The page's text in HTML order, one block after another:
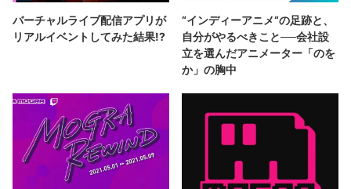
バーチャルライブ配信アプリが
リアルイベントしてみた結果!?
“インディーアニメ“の足跡と、
自分がやるべきこと──会社設
立を選んだアニメーター「のを
か」の胸中